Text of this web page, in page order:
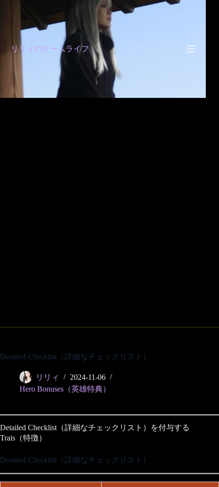
プ
リリィのゲームライフ
Detailed Checklist（詳細なチェックリスト）
リリィ
2024-11-06
Hero Bonuses（英雄特典）
Detailed Checklist（詳細なチェックリスト）を付与する
Trais（特徴）
Detailed Checklist（詳細なチェックリスト）